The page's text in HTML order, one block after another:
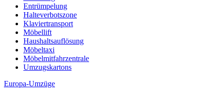
Entrümpelung
Halteverbotszone
Klaviertransport
Möbellift
Haushaltsauflösung
Möbeltaxi
Möbelmitfahrzentrale
Umzugskartons
Europa-Umzüge